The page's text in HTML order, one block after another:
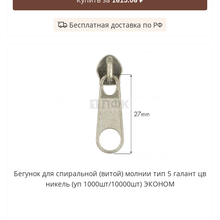
Бесплатная доставка по РФ
Бегунок для спиральной (витой) молнии тип 5 галант цв
никель (уп 1000шт/10000шт) ЭКОНОМ